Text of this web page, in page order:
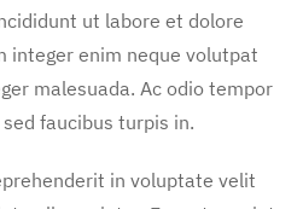
ut labore et dolore
integer enim neque volutpat
malesuada. Ac odio tempor
faucibus turpis in.
in voluptate velit